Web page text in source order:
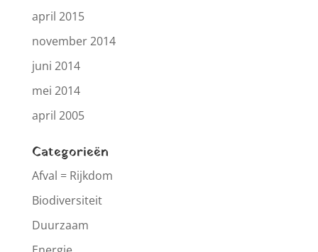
april 2015
november 2014
juni 2014
mei 2014
april 2005
Categorieën
Afval = Rijkdom
Biodiversiteit
Duurzaam